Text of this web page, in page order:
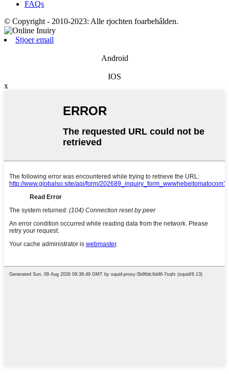
FAQs
© Copyright - 2010-2023: Alle rjochten foarbehâlden.
Stjoer email
Android
IOS
x